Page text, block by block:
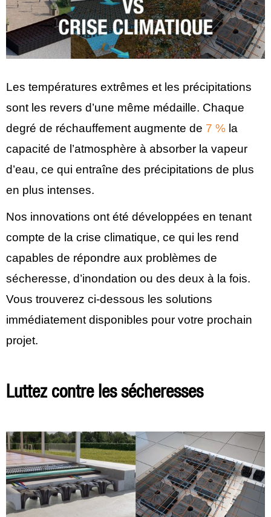
Les températures extrêmes et les précipitations
sont les revers d’une même médaille. Chaque
degré de réchauffement augmente de 7 % la
capacité de l’atmosphère à absorber la vapeur
d’eau, ce qui entraîne des précipitations de plus
en plus intenses.
Nos innovations ont été développées en tenant
compte de la crise climatique, ce qui les rend
capables de répondre aux problèmes de
sécheresse, d’inondation ou des deux à la fois.
Vous trouverez ci-dessous les solutions
immédiatement disponibles pour votre prochain
projet.
Luttez contre les sécheresses